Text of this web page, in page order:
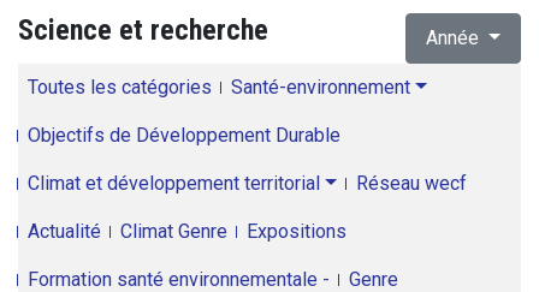
Science et recherche Année
Toutes les catégories Santé-environnement
Objectifs de Développement Durable
Climat et développement territorial Réseau wecf
Actualité Climat Genre Expositions
Formation santé environnementale - Genre